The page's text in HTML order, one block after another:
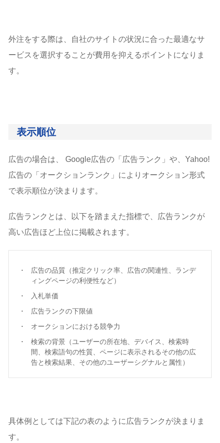
外注をする際は、自社のサイトの状況に合った最適なサ
ービスを選択することが費用を抑えるポイントになりま
す。
表示順位
広告の場合は、 Google広告の「広告ランク」や、Yahoo!
広告の「オークションランク」によりオークション形式
で表示順位が決まります。
広告ランクとは、以下を踏まえた指標で、広告ランクが
高い広告ほど上位に掲載されます。
広告の品質（推定クリック率、広告の関連性、ランデ
ィングページの利便性など）
入札単価
広告ランクの下限値
オークションにおける競争力
検索の背景（ユーザーの所在地、デバイス、検索時
間、検索語句の性質、ページに表示されるその他の広
告と検索結果、その他のユーザーシグナルと属性）
具体例としては下記の表のように広告ランクが決まりま
す。